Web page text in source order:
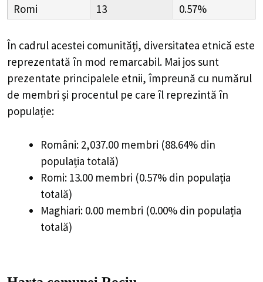
Romi 13 0.57%
În cadrul acestei comunități, diversitatea etnică este
reprezentată în mod remarcabil. Mai jos sunt
prezentate principalele etnii, împreună cu numărul
de membri și procentul pe care îl reprezintă în
populație:
Români: 2,037.00 membri (88.64% din
populația totală)
Romi: 13.00 membri (0.57% din populația
totală)
Maghiari: 0.00 membri (0.00% din populația
totală)